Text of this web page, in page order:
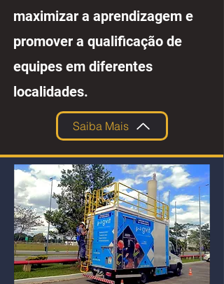
maximizar a aprendizagem e
promover a qualificação de
equipes em diferentes
localidades.
Saiba Mais